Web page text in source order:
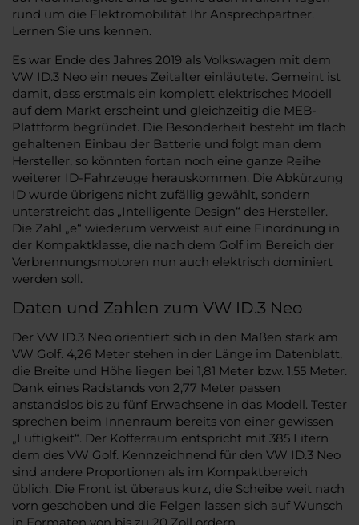
rund um die Elektromobilität Ihr Ansprechpartner.
Lernen Sie uns kennen.
Es war Ende des Jahres 2019 als Volkswagen mit dem
VW ID.3 Neo ein neues Zeitalter einläutete. Gemeint ist
damit, dass erstmals ein komplett elektrisches Modell
auf dem Markt erscheint und gleichzeitig die MEB-
Plattform begründet. Die Besonderheit besteht im flach
gehaltenen Einbau der Batterie und folgt man dem
Hersteller, so könnten fortan noch eine ganze Reihe
weiterer ID-Fahrzeuge herauskommen. Die Abkürzung
ID wurde übrigens nicht zufällig gewählt, sondern
unterstreicht das „Intelligente Design“ des Hersteller.
Die Zahl „e“ wiederum verweist auf eine Einordnung in
der Kompaktklasse, die nach dem Golf im Bereich der
Verbrennungsmotoren nun auch elektrisch dominiert
werden soll.
Daten und Zahlen zum VW ID.3 Neo
Der VW ID.3 Neo orientiert sich in den Maßen stark am
VW Golf. 4,26 Meter stehen in der Länge im Datenblatt,
die Breite und Höhe liegen bei 1,81 Meter bzw. 1,55 Meter.
Dank eines Radstands von 2,77 Meter passen
anstandslos bis zu fünf Erwachsene in das Modell. Tester
sprechen beim Innenraum bereits von einer gewissen
„Luftigkeit“. Der Kofferraum entspricht mit 385 Litern
dem des VW Golf. Kennzeichnend für den VW ID.3 Neo
sind andere Proportionen als im Kompaktbereich
üblich. Die Front ist überaus kurz, die Scheibe weit nach
vorn geschoben und die Felgen lassen sich auf Wunsch
in Formaten von bis zu 20 Zoll ordern.